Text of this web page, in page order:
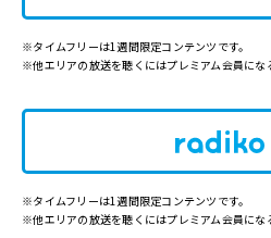
※タイムフリーは1週間限定コンテンツです。
※他エリアの放送を聴くにはプレミアム会員にな
※タイムフリーは1週間限定コンテンツです。
※他エリアの放送を聴くにはプレミアム会員にな